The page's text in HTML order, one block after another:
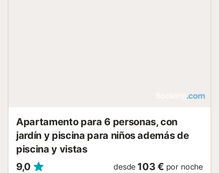
Apartamento para 6 personas, con
jardín y piscina para niños además de
piscina y vistas
9,0
desde 103 € por noche